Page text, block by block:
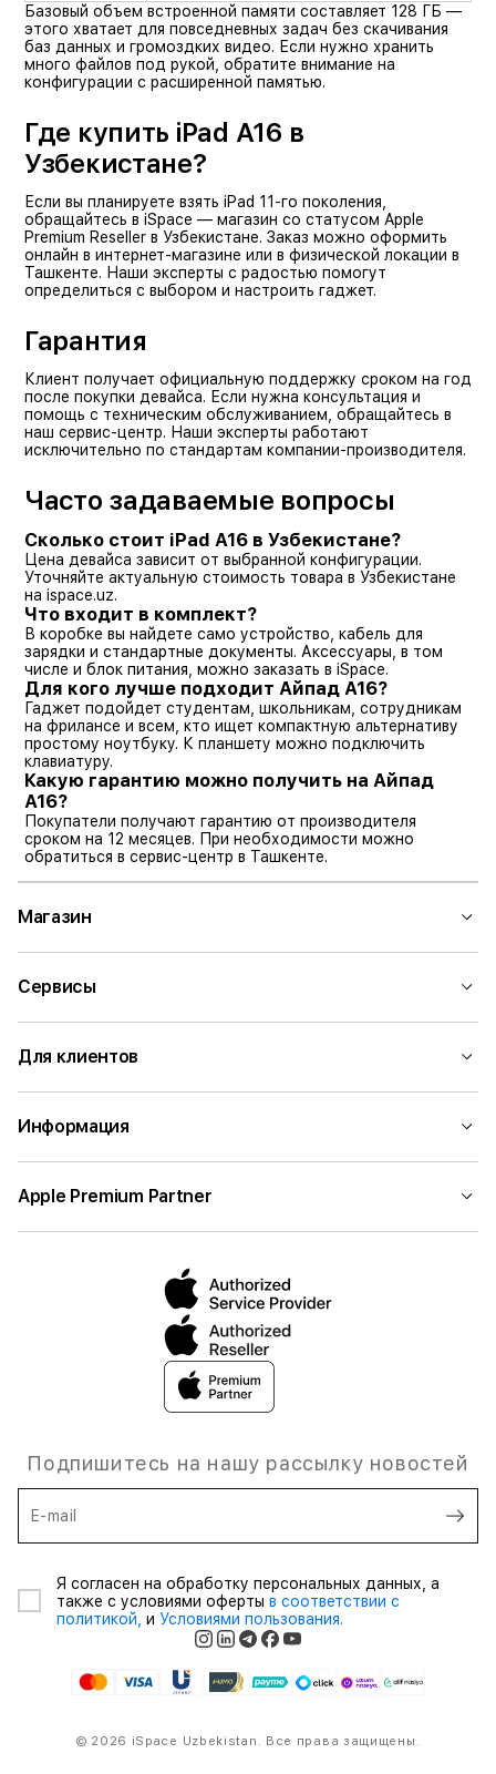
Базовый объем встроенной памяти составляет 128 ГБ —
этого хватает для повседневных задач без скачивания
баз данных и громоздких видео. Если нужно хранить
много файлов под рукой, обратите внимание на
конфигурации с расширенной памятью.
Где купить iPad A16 в
Узбекистане?
Если вы планируете взять iPad 11-го поколения,
обращайтесь в iSpace — магазин со статусом Apple
Premium Reseller в Узбекистане. Заказ можно оформить
онлайн в интернет-магазине или в физической локации в
Ташкенте. Наши эксперты с радостью помогут
определиться с выбором и настроить гаджет.
Гарантия
Клиент получает официальную поддержку сроком на год
после покупки девайса. Если нужна консультация и
помощь с техническим обслуживанием, обращайтесь в
наш сервис-центр. Наши эксперты работают
исключительно по стандартам компании-производителя.
Часто задаваемые вопросы
Сколько стоит iPad A16 в Узбекистане?
Цена девайса зависит от выбранной конфигурации.
Уточняйте актуальную стоимость товара в Узбекистане
на ispace.uz.
Что входит в комплект?
В коробке вы найдете само устройство, кабель для
зарядки и стандартные документы. Аксессуары, в том
числе и блок питания, можно заказать в iSpace.
Для кого лучше подходит Айпад А16?
Гаджет подойдет студентам, школьникам, сотрудникам
на фрилансе и всем, кто ищет компактную альтернативу
простому ноутбуку. К планшету можно подключить
клавиатуру.
Какую гарантию можно получить на Айпад
А16?
Покупатели получают гарантию от производителя
сроком на 12 месяцев. При необходимости можно
обратиться в сервис-центр в Ташкенте.
Магазин
Сервисы
Для клиентов
Информация
Apple Premium Partner
Подпишитесь на нашу рассылку новостей
E-mail
Я согласен на обработку персональных данных, а
также с условиями оферты в соответствии с
политикой, и Условиями пользования.
© 2026 iSpace Uzbekistan. Все права защищены.